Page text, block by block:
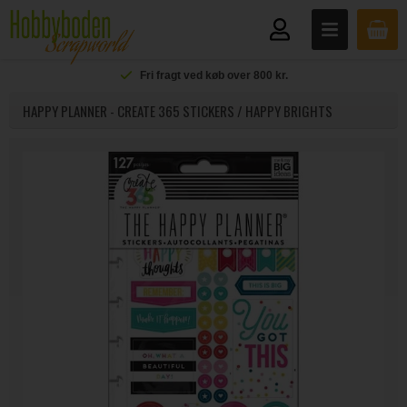
Fri fragt ved køb over 800 kr.
HAPPY PLANNER - CREATE 365 STICKERS / HAPPY BRIGHTS